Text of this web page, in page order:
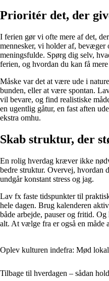
Prioritér det, der
I ferien gør vi ofte mere af det,
mennesker, vi holder af,
meningsfulde. Spørg dig selv,
ferien, og hvordan du kan få
Måske var det at være ude i
bunden, eller at være spontan.
vil bevare, og find realistiske
en ugentlig gåtur, en fast aften
ekstra omhu.
Skab struktur, der
En rolig hverdag kræver ikke
bedre struktur. Overvej, hvordan
undgår konstant stress og jag.
Lav fx faste tidspunkter til
hele dagen. Brug kalenderen
både arbejde, pauser og fritid.
alt. At vælge fra er også en måde
Oplev kulturen indefra: Mød
Tilbage til hverdagen – sådan